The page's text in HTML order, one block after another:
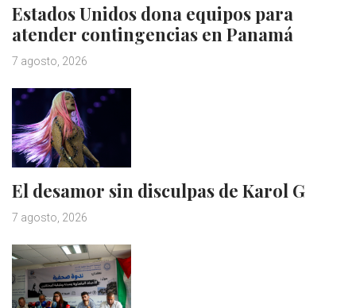
Estados Unidos dona equipos para
atender contingencias en Panamá
7 agosto, 2026
El desamor sin disculpas de Karol G
7 agosto, 2026